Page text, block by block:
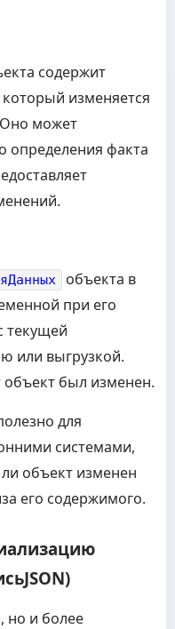
содержит
изменяется
может
определения факта
объекта в
при его
текущей
или выгрузкой.
объект был изменен.
для
системами,
объект изменен
его содержимого.
но и более